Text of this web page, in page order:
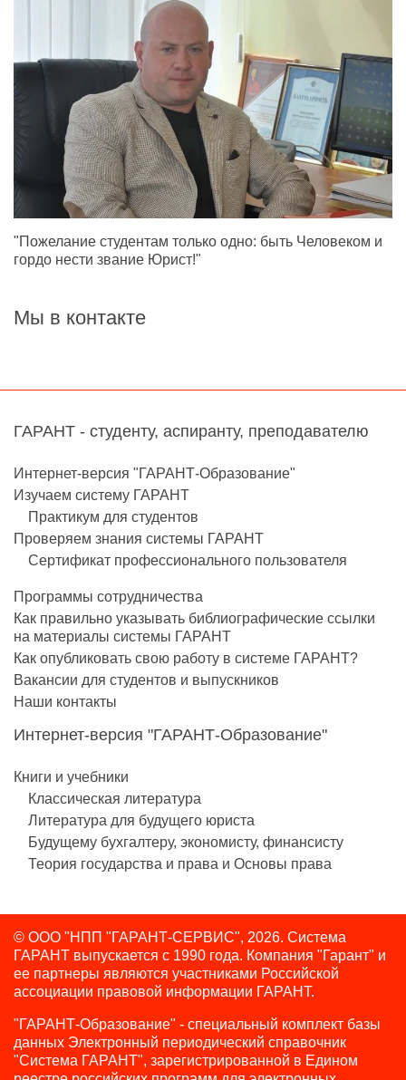
"Пожелание студентам только одно: быть Человеком и
гордо нести звание Юрист!"
Мы в контакте
ГАРАНТ - студенту, аспиранту, преподавателю
Интернет-версия "ГАРАНТ-Образование"
Изучаем систему ГАРАНТ
Практикум для студентов
Проверяем знания системы ГАРАНТ
Сертификат профессионального пользователя
Программы сотрудничества
Как правильно указывать библиографические ссылки
на материалы системы ГАРАНТ
Как опубликовать свою работу в системе ГАРАНТ?
Вакансии для студентов и выпускников
Наши контакты
Интернет-версия "ГАРАНТ-Образование"
Книги и учебники
Классическая литература
Литература для будущего юриста
Будущему бухгалтеру, экономисту, финансисту
Теория государства и права и Основы права
© ООО "НПП "ГАРАНТ-СЕРВИС", 2026. Система
ГАРАНТ выпускается с 1990 года. Компания "Гарант" и
ее партнеры являются участниками Российской
ассоциации правовой информации ГАРАНТ.
"ГАРАНТ-Образование" - специальный комплект базы
данных Электронный периодический справочник
"Система ГАРАНТ", зарегистрированной в Едином